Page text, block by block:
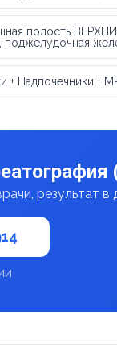
полость
поджелудочная
+ Надпочечники +
результат в